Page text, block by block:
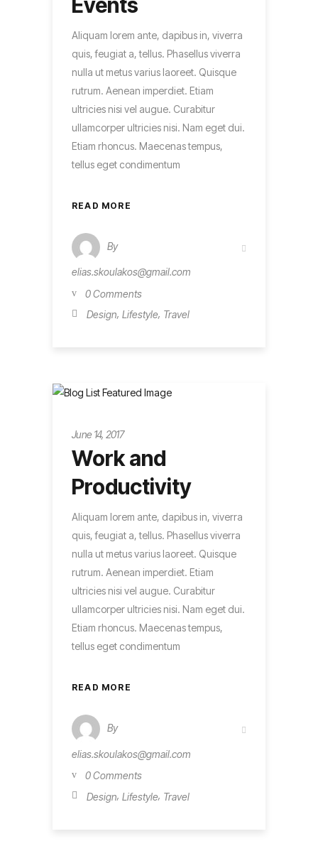
Events
Aliquam lorem ante, dapibus in, viverra
quis, feugiat a, tellus. Phasellus viverra
nulla ut metus varius laoreet. Quisque
rutrum. Aenean imperdiet. Etiam
ultricies nisi vel augue. Curabitur
ullamcorper ultricies nisi. Nam eget dui.
Etiam rhoncus. Maecenas tempus,
tellus eget condimentum
READ MORE
By
elias.skoulakos@gmail.com
0 Comments
Design, Lifestyle, Travel
June 14, 2017
Work and
Productivity
Aliquam lorem ante, dapibus in, viverra
quis, feugiat a, tellus. Phasellus viverra
nulla ut metus varius laoreet. Quisque
rutrum. Aenean imperdiet. Etiam
ultricies nisi vel augue. Curabitur
ullamcorper ultricies nisi. Nam eget dui.
Etiam rhoncus. Maecenas tempus,
tellus eget condimentum
READ MORE
By
elias.skoulakos@gmail.com
0 Comments
Design, Lifestyle, Travel